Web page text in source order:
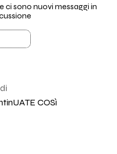
ci sono nuovi messaggi in
COSì